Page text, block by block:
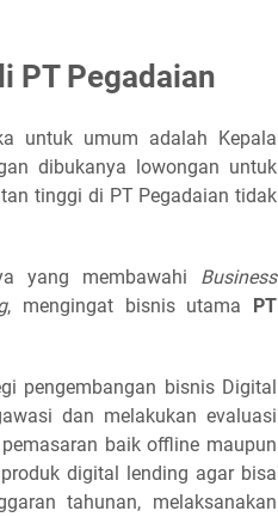
PT Pegadaian
untuk umum adalah Kepala
dibukanya lowongan untuk
tinggi di PT Pegadaian tidak
yang membawahi Business
, mengingat bisnis utama PT
pengembangan bisnis Digital
dan melakukan evaluasi
baik offline maupun
digital lending agar bisa
tahunan, melaksanakan